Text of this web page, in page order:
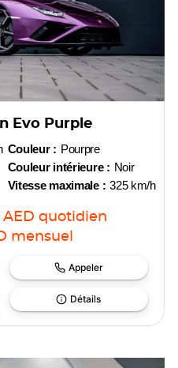
Evo Purple
Couleur : Pourpre
Couleur intérieure : Noir
Vitesse maximale : 325 km/h
AED quotidien
mensuel
Appeler
Détails